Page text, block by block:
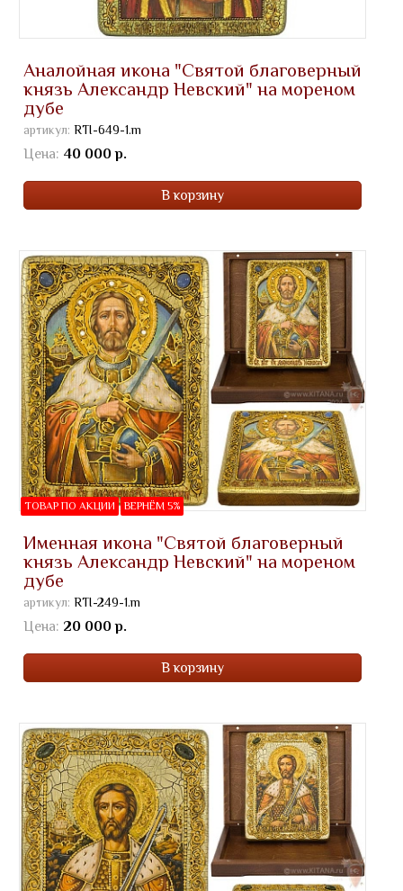
Аналойная икона "Святой благоверный
князь Александр Невский" на мореном
дубе
артикул: RTI-649-1.m
Цена: 40 000 р.
В корзину
ТОВАР ПО АКЦИИ ВЕРНЁМ 5%
Именная икона "Святой благоверный
князь Александр Невский" на мореном
дубе
артикул: RTI-249-1.m
Цена: 20 000 р.
В корзину